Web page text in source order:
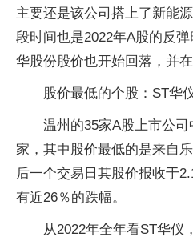
主要还是该公司搭上了新能
段时间也是2022年A股的反
华股份股价也开始回落，并
股价最低的个股：ST华
温州的35家A股上市公
家，其中股价最低的是来自
后一个交易日其股价报收于
有近26％的跌幅。
从2022年全年看ST华仪